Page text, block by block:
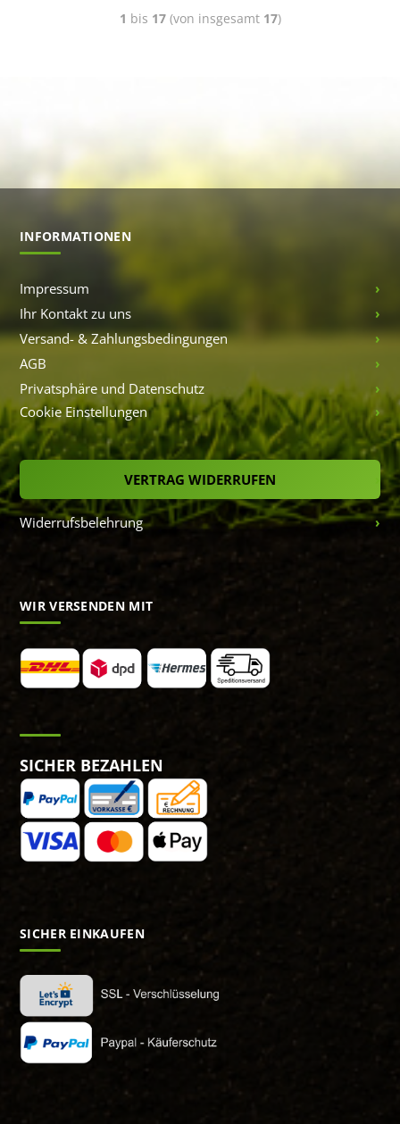
1 bis 17(von insgesamt 17)
INFORMATIONEN
Impressum
Ihr Kontakt zu uns
Versand- & Zahlungsbedingungen
AGB
Privatsphäre und Datenschutz
Cookie Einstellungen
VERTRAG WIDERRUFEN
Widerrufsbelehrung
WIR VERSENDEN MIT
SICHER BEZAHLEN
SICHER EINKAUFEN